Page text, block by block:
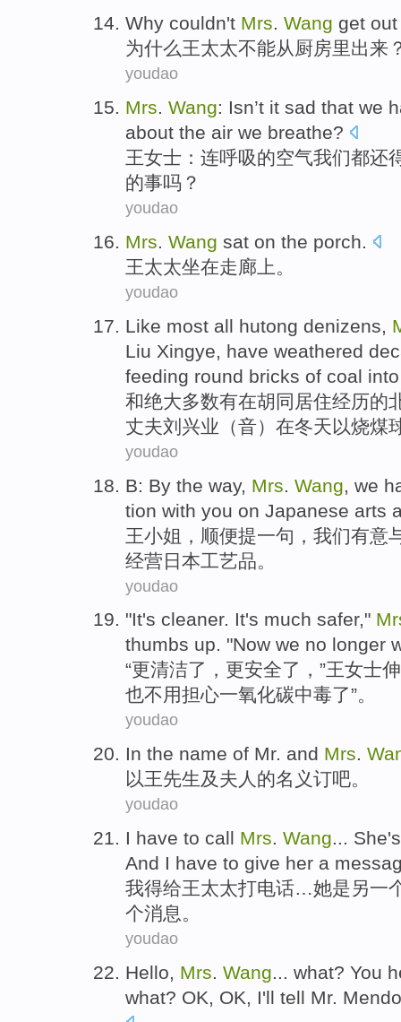
Why couldn't Mrs. Wang get
为什么王太太不能从厨房里出来
youdao
Mrs. Wang: Isn’t it sad that we
about the air we breathe?
王女士 ：连呼吸的空气我们都还
的事吗？
youdao
Mrs. Wang sat on the porch.
王太太坐在走廊 上。
youdao
Like most all hutong denizens,
Liu Xingye, have weathered
feeding round bricks of coal
和绝大多数有在胡同 居住经历的
丈夫刘兴业 （音） 在冬天以烧煤
youdao
B: By the way, Mrs Wang we
tion with you on Japanese arts
王小姐 ， 顺便提一句， 我们有意
经营日本工艺品 。
youdao
"It's cleaner. It's much safer,"
thumbs up. "Now we no longer
“更清洁了， 更安全了，”王女士
也不用担心一氧化碳中毒了”。
youdao
In the name of Mr. and Mrs.
以王先生及 夫人 的名义订吧。
youdao
I have to call Mrs. Wang... She's
And I have to give her a
我得给王太太打电话…她是另一
个消息。
youdao
Hello, Mrs. Wang... what? You
what? OK, OK, I'll tell Mr.